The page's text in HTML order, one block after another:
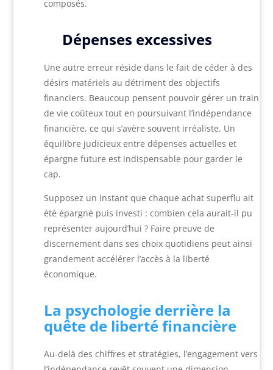
composés.
Dépenses excessives
Une autre erreur réside dans le fait de céder à des
désirs matériels au détriment des objectifs
financiers. Beaucoup pensent pouvoir gérer un train
de vie coûteux tout en poursuivant l’indépendance
financière, ce qui s’avère souvent irréaliste. Un
équilibre judicieux entre dépenses actuelles et
épargne future est indispensable pour garder le
cap.
Supposez un instant que chaque achat superflu ait
été épargné puis investi : combien cela aurait-il pu
représenter aujourd’hui ? Faire preuve de
discernement dans ses choix quotidiens peut ainsi
grandement accélérer l’accès à la liberté
économique.
La psychologie derrière la
quête de liberté financière
Au-delà des chiffres et stratégies, l’engagement vers